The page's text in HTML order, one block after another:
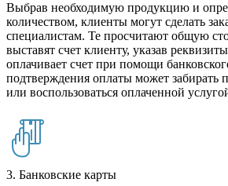
Выбрав необходимую продукцию и
количеством, клиенты могут сделать
специалистам. Те просчитают общую
выставят счет клиенту, указав
оплачивает счет при помощи
подтверждения оплаты может забирать
или воспользоваться оплаченной
3. Банковские карты